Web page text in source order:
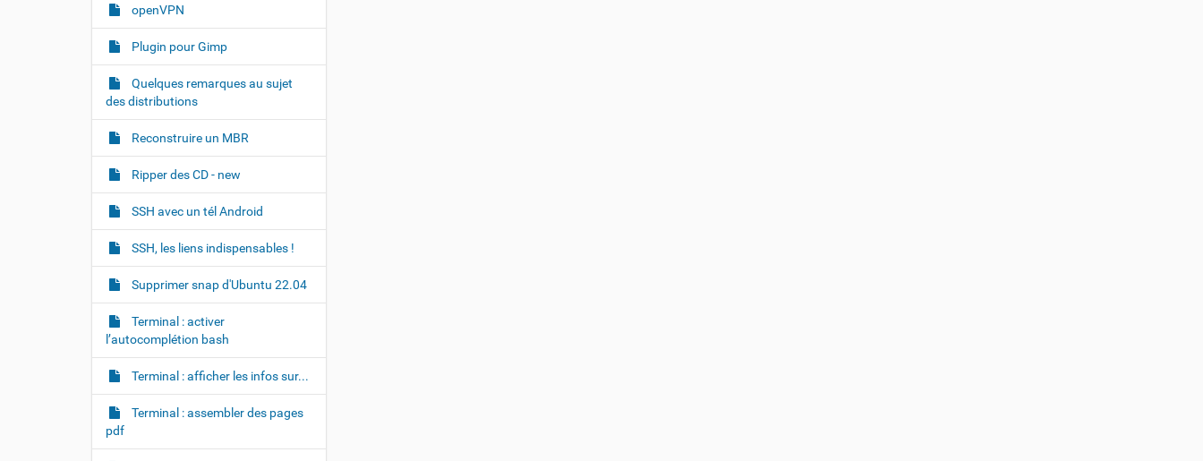
openVPN
Plugin pour Gimp
Quelques remarques au sujet
des distributions
Reconstruire un MBR
Ripper des CD - new
SSH avec un tél Android
SSH, les liens indispensables !
Supprimer snap d'Ubuntu 22.04
Terminal : activer
l’autocomplétion bash
Terminal : afficher les infos sur...
Terminal : assembler des pages
pdf